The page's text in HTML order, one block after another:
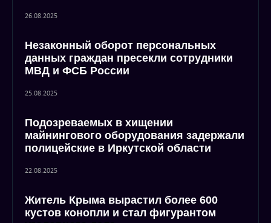
26.08.2025
Незаконный оборот персональных
данных граждан пресекли сотрудники
МВД и ФСБ России
25.08.2025
Подозреваемых в хищении
майнингового оборудования задержали
полицейские в Иркутской области
22.08.2025
Житель Крыма вырастил более 600
кустов конопли и стал фигурантом